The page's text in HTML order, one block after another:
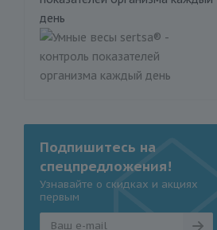
день
Подпишитесь на
спецпредложения!
Узнавайте о скидках и акциях
первым